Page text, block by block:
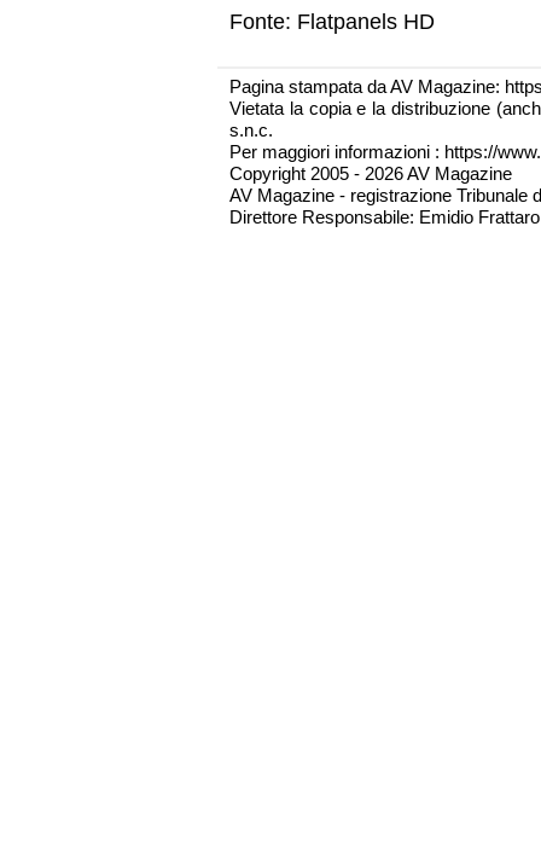
Fonte: Flatpanels HD
Pagina stampata da AV Magazine:
Vietata la copia e la distribuzione
s.n.c.
Per maggiori informazioni : https://
Copyright 2005 - 2026 AV Magazine
AV Magazine - registrazione Tribunale
Direttore Responsabile: Emidio